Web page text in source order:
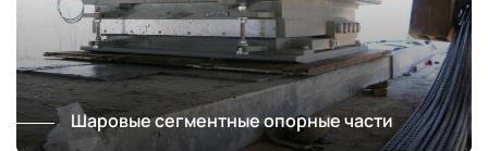
Шаровые сегментные опорные части